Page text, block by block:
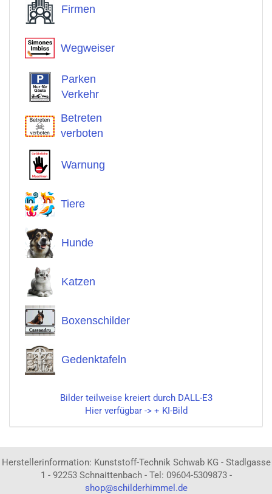
Firmen
Wegweiser
Parken
Verkehr
Betreten
verboten
Warnung
Tiere
Hunde
Katzen
Boxenschilder
Gedenktafeln
Bilder teilweise kreiert durch DALL-E3
Hier verfügbar -> + KI-Bild
Herstellerinformation: Kunststoff-Technik Schwab KG - Stadlgasse
1 - 92253 Schnaittenbach - Tel: 09604-5309873 -
shop@schilderhimmel.de